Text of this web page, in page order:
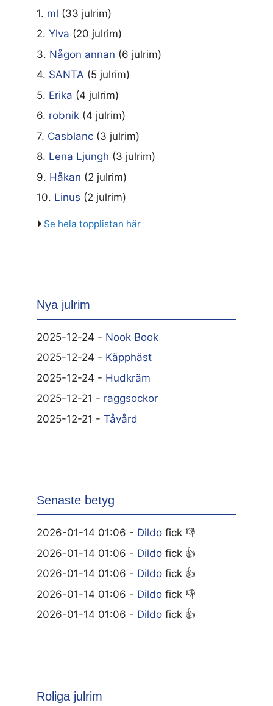
1. ml (33 julrim)
2. Ylva (20 julrim)
3. Någon annan (6 julrim)
4. SANTA (5 julrim)
5. Erika (4 julrim)
6. robnik (4 julrim)
7. Casblanc (3 julrim)
8. Lena Ljungh (3 julrim)
9. Håkan (2 julrim)
10. Linus (2 julrim)
Se hela topplistan här
Nya julrim
2025-12-24 - Nook Book
2025-12-24 - Käpphäst
2025-12-24 - Hudkräm
2025-12-21 - raggsockor
2025-12-21 - Tåvård
Senaste betyg
2026-01-14 01:06 - Dildo fick 👎
2026-01-14 01:06 - Dildo fick 👍
2026-01-14 01:06 - Dildo fick 👍
2026-01-14 01:06 - Dildo fick 👎
2026-01-14 01:06 - Dildo fick 👍
Roliga julrim